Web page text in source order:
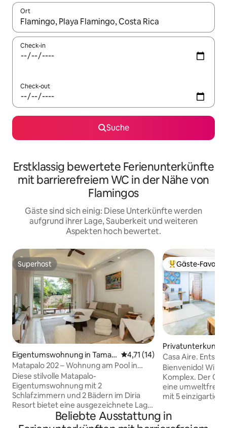
Ort
Wenn Ergebnisse verfügbar sind, navigiere mit den
Check-in
Check-out
Suche
Erstklassig bewertete Ferienunterkünfte
mit barrierefreiem WC in der Nähe von
Flamingos
Gäste sind sich einig: Diese Unterkünfte werden
aufgrund ihrer Lage, Sauberkeit und weiteren
Aspekten hoch bewertet.
Superhost
Superhost
Eigentumswohnung in Tamari
ndo
Durchschnittliche Bewertung:
4,71 (14)
Matapalo 202 – Wohnung am Pool in
Tamarindo
Diese stilvolle Matapalo-
Eigentumswohnung mit 2
Schlafzimmern und 2 Bädern im Diria
Resort bietet eine ausgezeichnete Lage
in Tamarindo. Genieße den Blick auf die
üppigen Gärten und den 10.000 SF
Beliebter Gäste-
Gäste-Favorit
Privatunterkunft
a de Guanacaste
Casa Aire.
& Flughafen. 2
Bienvenido!
Komplex. Der Casa Aire Complex ist
eine
mit 5
Bad, bequem
Kingsize-Betten
Beliebte Ausstattung in